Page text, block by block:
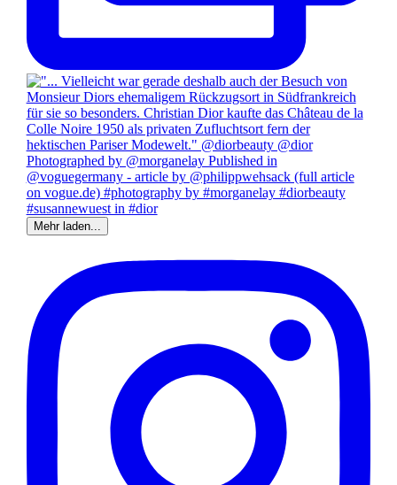
Mehr laden...